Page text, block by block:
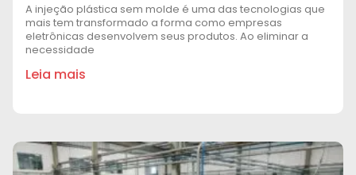
A injeção plástica sem molde é uma das tecnologias que
mais tem transformado a forma como empresas
eletrônicas desenvolvem seus produtos. Ao eliminar a
necessidade
Leia mais